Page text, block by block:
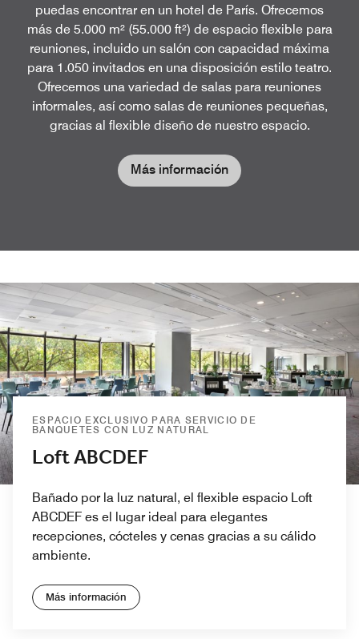
puedas encontrar en un hotel de París. Ofrecemos
más de 5.000 m² (55.000 ft²) de espacio flexible para
reuniones, incluido un salón con capacidad máxima
para 1.050 invitados en una disposición estilo teatro.
Ofrecemos una variedad de salas para reuniones
informales, así como salas de reuniones pequeñas,
gracias al flexible diseño de nuestro espacio.
Más información
ESPACIO EXCLUSIVO PARA SERVICIO DE
BANQUETES CON LUZ NATURAL
Loft ABCDEF
Bañado por la luz natural, el flexible espacio Loft
ABCDEF es el lugar ideal para elegantes
recepciones, cócteles y cenas gracias a su cálido
ambiente.
Más información